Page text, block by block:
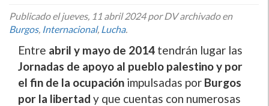
Publicado eljueves, 11 abril 2024por DV archivado en
Burgos, Internacional, Lucha.
Entre abril y mayo de 2014 tendrán lugar las
Jornadas de apoyo al pueblo palestino y por
el fin de la ocupación impulsadas por Burgos
por la libertad y que cuentas con numerosas